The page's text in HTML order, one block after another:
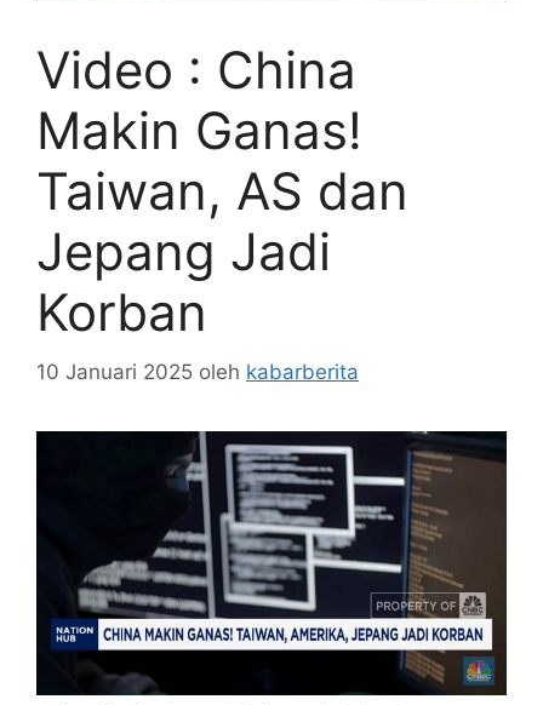
Video : China
Makin Ganas!
Taiwan, AS dan
Jepang Jadi
Korban
10 Januari 2025 oleh kabarberita